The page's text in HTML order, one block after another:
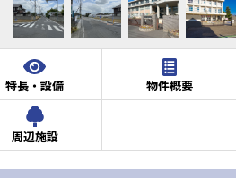
特長・設備 物件概要
周辺施設